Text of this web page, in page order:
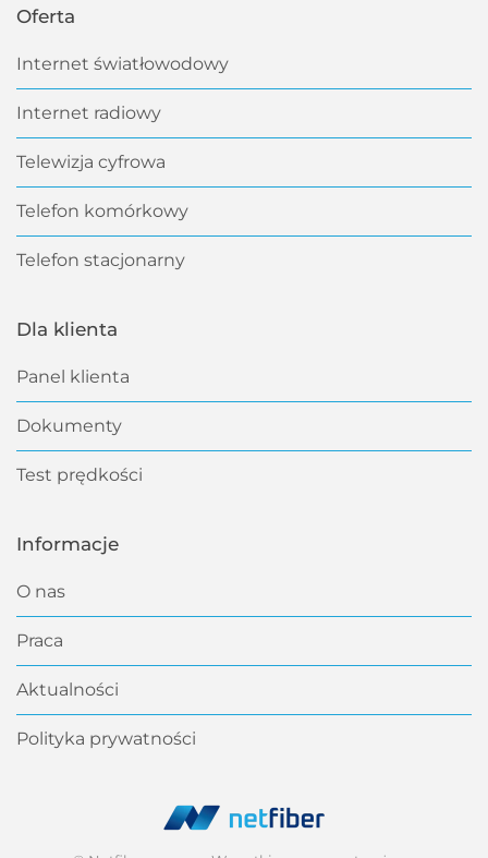
Oferta
Internet światłowodowy
Internet radiowy
Telewizja cyfrowa
Telefon komórkowy
Telefon stacjonarny
Dla klienta
Panel klienta
Dokumenty
Test prędkości
Informacje
O nas
Praca
Aktualności
Polityka prywatności